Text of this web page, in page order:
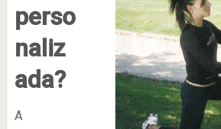
perso
naliz
ada?
A